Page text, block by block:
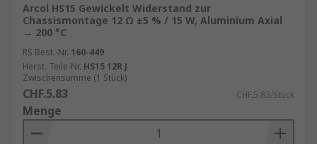
Arcol HS15 Gewickelt Widerstand zur
Chassismontage 12 Ω ±5 % / 15 W, Aluminium Axial
→ 200 °C
RS Best.-Nr. 160-449
Herst. Teile-Nr. HS15 12R J
Zwischensumme (1 Stück)
CHF.5.83 CHF.5.83/Stück
Menge